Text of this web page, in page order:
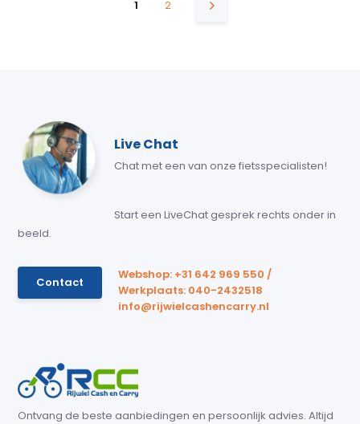
1 2
Live Chat
Chat met een van onze fietsspecialisten!
Start een LiveChat gesprek rechts onder in
beeld.
Contact
Webshop: +31 642 969 550 /
Werkplaats: 040-2432518
info@rijwielcashencarry.nl
Ontvang de beste aanbiedingen en persoonlijk advies. Altijd